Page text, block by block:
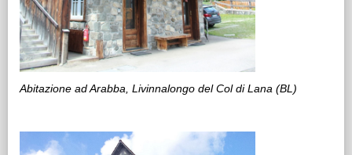
Abitazione ad Arabba, Livinnalongo del Col di Lana (BL)